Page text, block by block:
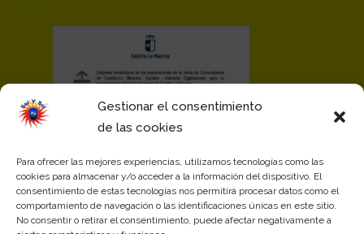
Gestionar el consentimiento
de las cookies
Para ofrecer las mejores experiencias, utilizamos tecnologías como las
cookies para almacenar y/o acceder a la información del dispositivo. El
consentimiento de estas tecnologías nos permitirá procesar datos como el
comportamiento de navegación o las identificaciones únicas en este sitio.
No consentir o retirar el consentimiento, puede afectar negativamente a